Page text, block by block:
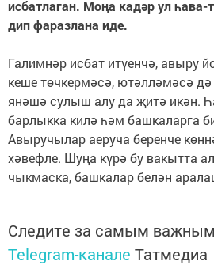
исбатлаган. Моңа кадәр ул
дип фаразлана иде.
Галимнәр исбат итүенчә, авыру
кеше төчкермәсә, ютәлләмәсә
янәшә сулыш алу да җитә икән.
барлыкка килә һәм башкаларга
Авыручылар аеруча беренче
хәвефле. Шуңа күрә бу вакытта
чыкмаска, башкалар белән
Следите за самым
Telegram-канале Татмедиа